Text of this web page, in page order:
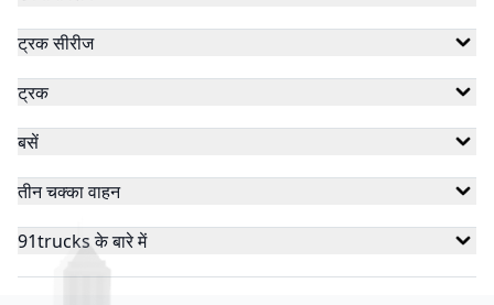
ट्रक सीरीज
ट्रक
बसें
तीन चक्का वाहन
91trucks के बारे में